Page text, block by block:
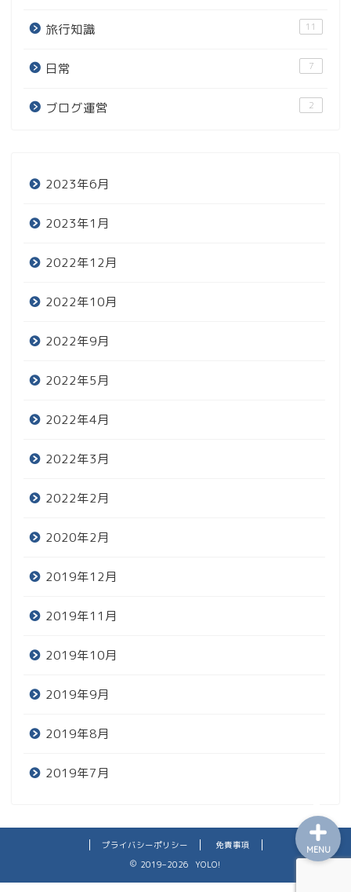
旅行知識 11
日常 7
ブログ運営 2
2023年6月
2023年1月
2022年12月
2022年10月
2022年9月
2022年5月
2022年4月
2022年3月
2022年2月
2020年2月
2019年12月
2019年11月
2019年10月
2019年9月
2019年8月
2019年7月
プライバシーポリシー
免責事項
2019–2026 YOLO!
MENU